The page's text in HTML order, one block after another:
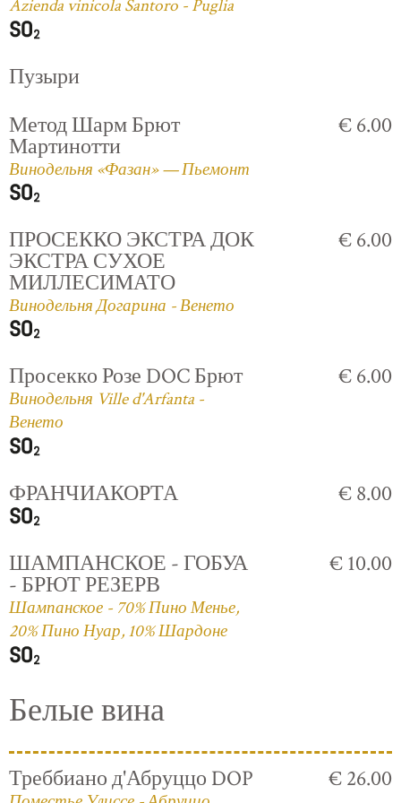
Azienda vinicola Santoro - Puglia
Пузыри
Метод Шарм Брют
Мартинотти
Винодельня «Фазан» — Пьемонт
€ 6.00
ПРОСЕККО ЭКСТРА ДОК
ЭКСТРА СУХОЕ
МИЛЛЕСИМАТО
Винодельня Догарина - Венето
€ 6.00
Просекко Розе DOC Брют
Винодельня Ville d'Arfanta -
Венето
€ 6.00
ФРАНЧИАКОРТА € 8.00
ШАМПАНСКОЕ - ГОБУА
- БРЮТ РЕЗЕРВ
Шампанское - 70% Пино Менье,
20% Пино Нуар, 10% Шардоне
€ 10.00
Белые вина
Треббиано д'Абруццо DOP € 26.00